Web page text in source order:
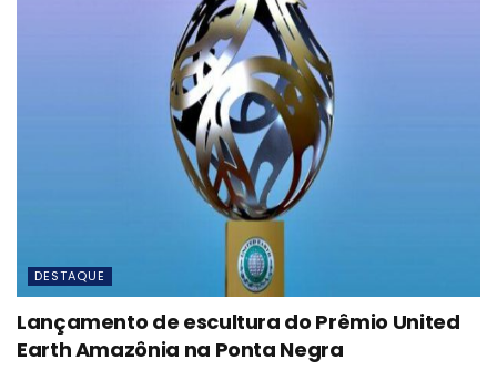
DESTAQUE
Lançamento de escultura do Prêmio United
Earth Amazônia na Ponta Negra